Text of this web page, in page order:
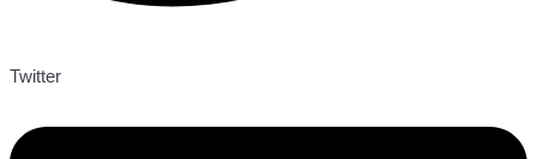
Twitter